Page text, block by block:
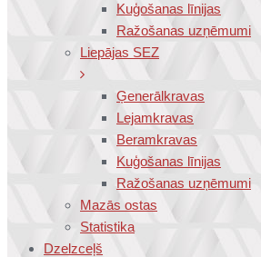
Kuģošanas līnijas
Ražošanas uzņēmumi
Liepājas SEZ
Ģenerālkravas
Lejamkravas
Beramkravas
Kuģošanas līnijas
Ražošanas uzņēmumi
Mazās ostas
Statistika
Dzelzceļš